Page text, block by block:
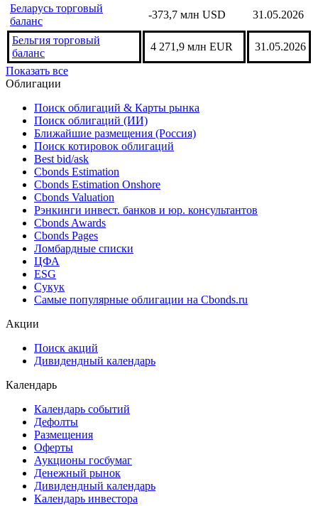
Беларусь торговый
баланс
-373,7 млн USD 31.05.2026
Бельгия торговый
баланс
4 271,9 млн EUR
31.05.2026
Показать все
Облигации
Поиск облигаций & Карты рынка
Поиск облигаций (ИИ)
Ближайшие размещения (Россия)
Поиск котировок облигаций
Best bid/ask
Cbonds Estimation
Cbonds Estimation Onshore
Cbonds Valuation
Рэнкинги инвест. банков и юр. консультантов
Cbonds Awards
Cbonds Pages
Ломбардные списки
ЦФА
ESG
Сукук
Самые популярные облигации на Cbonds.ru
Акции
Поиск акций
Дивидендный календарь
Календарь
Календарь событий
Дефолты
Размещения
Оферты
Аукционы госбумаг
Денежный рынок
Дивидендный календарь
Календарь инвестора